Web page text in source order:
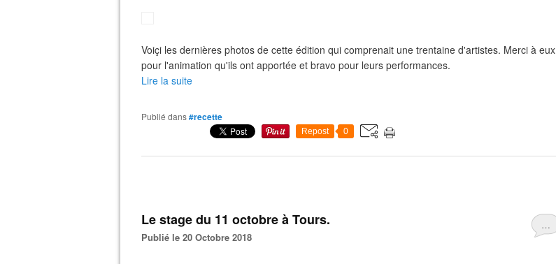
Voiçi les dernières photos de cette édition qui comprenait une trentaine d'artistes. Merci à eux
pour l'animation qu'ils ont apportée et bravo pour leurs performances.
Lire la suite
Publié dans#recette
Repost 0
…
Le stage du 11 octobre à Tours.
Publié le 20 Octobre 2018